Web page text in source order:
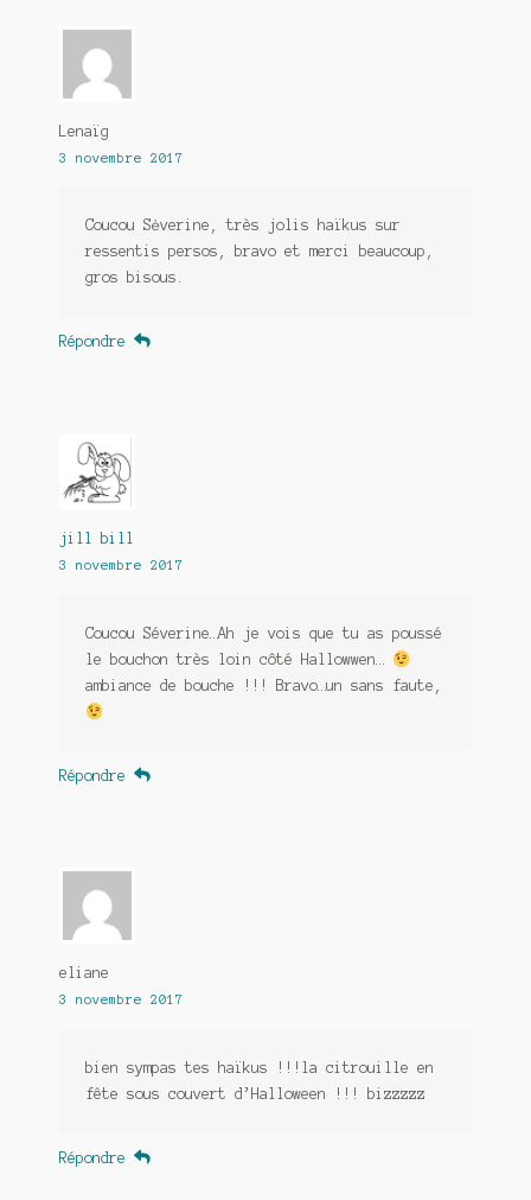
Lenaïg
3 novembre 2017
Coucou Sėverine, très jolis haïkus sur
ressentis persos, bravo et merci beaucoup,
gros bisous.
Répondre
jill bill
3 novembre 2017
Coucou Séverine…Ah je vois que tu as poussé
le bouchon très loin côté Hallowwen…
ambiance de bouche !!! Bravo…un sans faute,
Répondre
eliane
3 novembre 2017
bien sympas tes haïkus !!!la citrouille en
fête sous couvert d’Halloween !!! bizzzzz
Répondre